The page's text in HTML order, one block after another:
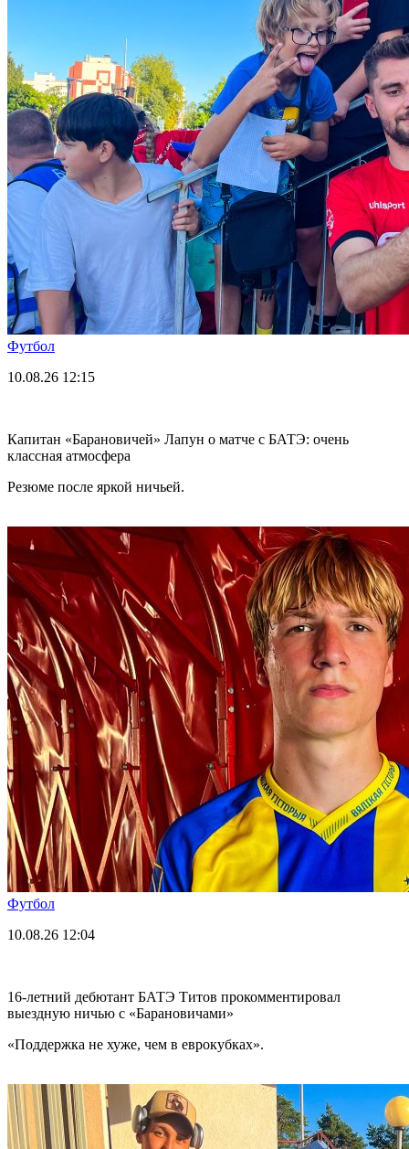
Футбол
10.08.26 12:15
Капитан «Барановичей» Лапун о матче с БАТЭ: очень
классная атмосфера
Резюме после яркой ничьей.
Футбол
10.08.26 12:04
16-летний дебютант БАТЭ Титов прокомментировал
выездную ничью с «Барановичами»
«Поддержка не хуже, чем в еврокубках».